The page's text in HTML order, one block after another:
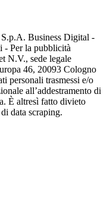
Business Digital -
- Per la pubblicità
N.V., sede legale
46, 20093 Cologno
personali trasmessi e/o
all’addestramento di
È altresì fatto divieto
data scraping.